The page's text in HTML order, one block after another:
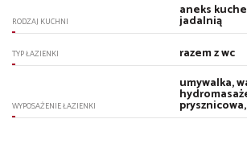
RODZAJ KUCHNI
aneks
jadalnią
TYP ŁAZIENKI razem z wc
WYPOSAŻENIE ŁAZIENKI
umywalka,